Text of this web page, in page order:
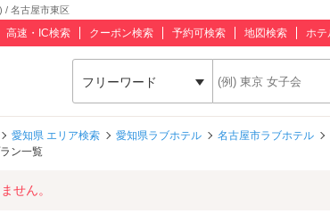
/ 名古屋市東区
高速・IC検索 クーポン検索 予約可検索 地図検索 ホテ
フリーワード
愛知県 エリア検索 愛知県ラブホテル 名古屋市ラブホテル
ン一覧
せん。